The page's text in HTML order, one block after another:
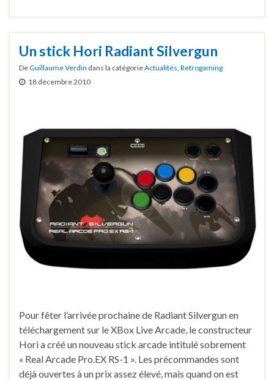
Un stick Hori Radiant Silvergun
DeGuillaume Verdin dans la catégorieActualités Retrogaming
18 décembre 2010
Pour fêter l’arrivée prochaine de Radiant Silvergun en
téléchargement sur le XBox Live Arcade, le constructeur
Hori a créé un nouveau stick arcade intitulé sobrement
« Real Arcade Pro.EX RS-1 ». Les précommandes sont
déjà ouvertes à un prix assez élevé, mais quand on est